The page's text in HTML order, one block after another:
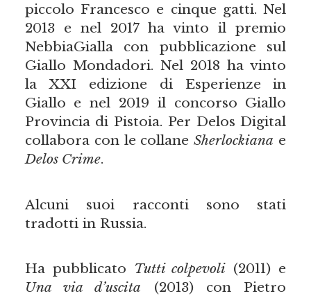
piccolo Francesco e cinque gatti. Nel
2013 e nel 2017 ha vinto il premio
NebbiaGialla con pubblicazione sul
Giallo Mondadori. Nel 2018 ha vinto
la XXI edizione di Esperienze in
Giallo e nel 2019 il concorso Giallo
Provincia di Pistoia. Per Delos Digital
collabora con le collaneSherlockiana e
Delos Crime.
Alcuni suoi racconti sono stati
tradotti in Russia.
Ha pubblicato Tutti colpevoli (2011) e
Una via d’uscita (2013) con Pietro